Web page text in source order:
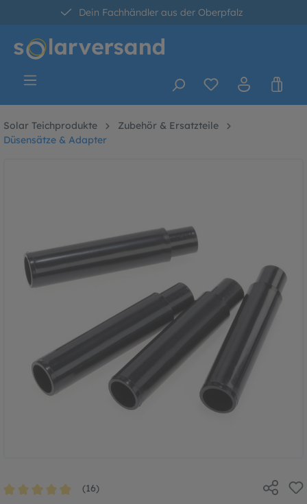
springen
Dein Fachhändler aus der Oberpfalz
30 Tage kostenlose Retoure
Solar Teichprodukte
Zubehör & Ersatzteile
Düsensätze & Adapter
(16)